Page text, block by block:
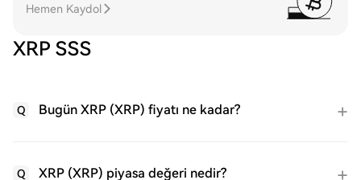
Hemen Kaydol
XRP SSS
Q Bugün XRP (XRP) fiyatı ne kadar?
Q XRP (XRP) piyasa değeri nedir?